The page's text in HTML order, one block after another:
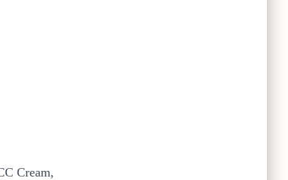
Cream,